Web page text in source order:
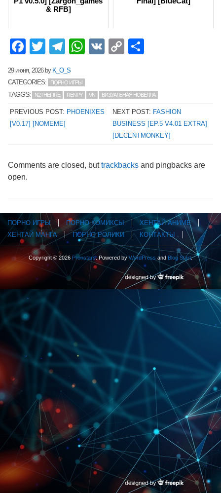
& RFB]
Facebook
Twitter
Telegram
WhatsApp
VK Copy
29 июня, 2026by K_O_S
CATEGORIES:
ПОРНО ИГРЫ
TAGGS: N2THEFIRE RENPY VN ВИЗУАЛЬНАЯ НОВЕЛЛА
PREVIOUS POST: PHOENIXES
[V0.17] [NOMEME]
NEXT POST: FASHION
BUSINESS [EP.5 V4.01 EXTRA]
[DECENTMONKEY]
Comments are closed, buttrackbacks and pingbacks are
open.
ПОРНО ИГРЫ ПОРНО КОМИКСЫ
ХЕНТАЙ АНИМЕ
ХЕНТАЙ МАНГА
ПОРНО РОЛИКИ КОНТАКТЫ
Copyright © 2026 Pronstars. Powered byWordPress and Blog Start.